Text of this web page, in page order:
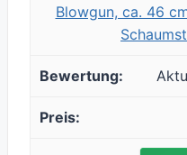
Blowgun, ca. 46